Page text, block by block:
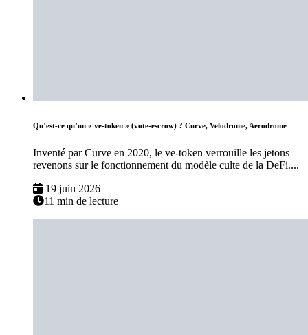
Qu’est-ce qu’un « ve-token » (vote-escrow) ? Curve, Velodrome, Aerodrome
Inventé par Curve en 2020, le ve-token verrouille les jetons
revenons sur le fonctionnement du modèle culte de la DeFi....
19 juin 2026
11 min de lecture